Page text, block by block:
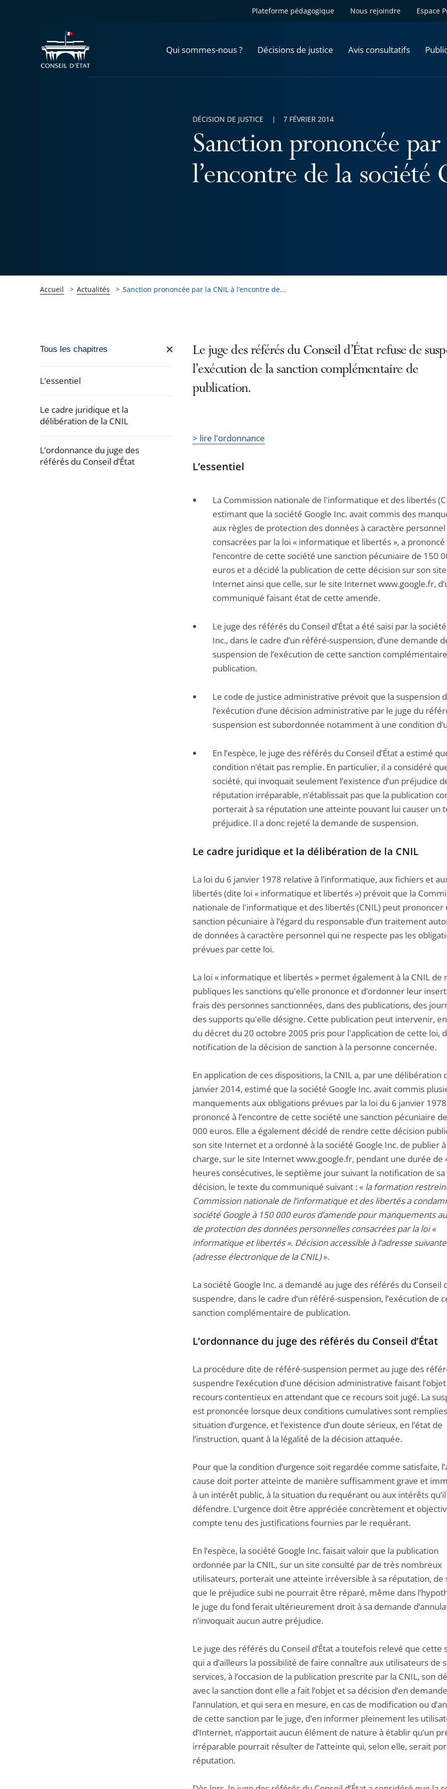
Plateforme pédagogique Nous rejoindre Espace
Qui sommes-nous ? Décisions de justice Avis consultatifs
Sanction prononcée
l’encontre de la société
DÉCISION DE JUSTICE 7 FÉVRIER 2014
Accueil Actualités Sanction prononcée par la CNIL à l’encontre de...
Passer
navigation
l'article
pour
après
Tous les chapitres
L’essentiel
Le cadre juridique et la
délibération de la CNIL
L’ordonnance du juge des
référés du Conseil d’État
Le juge des référés du Conseil d’État refuse de
l’exécution de la sanction complémentaire de
publication.
> lire l'ordonnance
L’essentiel
La Commission nationale de l'informatique et des libertés
estimant que la société Google Inc. avait commis des
aux règles de protection des données à caractère personnel
consacrées par la loi « informatique et libertés », a prononcé
l’encontre de cette société une sanction pécuniaire de 150
euros et a décidé la publication de cette décision sur son site
Internet ainsi que celle, sur le site Internet www.google.fr,
communiqué faisant état de cette amende.
Le juge des référés du Conseil d’État a été saisi par la
Inc., dans le cadre d’un référé-suspension, d’une demande
suspension de l’exécution de cette sanction
publication.
Le code de justice administrative prévoit que la suspension
l’exécution d’une décision administrative par le juge du
suspension est subordonnée notamment à une condition
En l’espèce, le juge des référés du Conseil d’État a estimé
condition n’était pas remplie. En particulier, il a considéré
société, qui invoquait seulement l’existence d’un préjudice
réputation irréparable, n’établissait pas que la publication
porterait à sa réputation une atteinte pouvant lui causer un
préjudice. Il a donc rejeté la demande de suspension.
Le cadre juridique et la délibération de la CNIL
La loi du 6 janvier 1978 relative à l’informatique, aux fichiers et
libertés (dite loi « informatique et libertés ») prévoit que la
nationale de l'informatique et des libertés (CNIL) peut prononcer
sanction pécuniaire à l’égard du responsable d’un traitement
de données à caractère personnel qui ne respecte pas les
prévues par cette loi.
La loi « informatique et libertés » permet également à la CNIL de
publiques les sanctions qu'elle prononce et d’ordonner leur
frais des personnes sanctionnées, dans des publications, des
des supports qu'elle désigne. Cette publication peut intervenir,
du décret du 20 octobre 2005 pris pour l'application de cette loi,
notification de la décision de sanction à la personne concernée.
En application de ces dispositions, la CNIL a, par une délibération
janvier 2014, estimé que la société Google Inc. avait commis
manquements aux obligations prévues par la loi du 6 janvier
prononcé à l’encontre de cette société une sanction pécuniaire
000 euros. Elle a également décidé de rendre cette décision
son site Internet et a ordonné à la société Google Inc. de publier à
charge, sur le site Internet www.google.fr, pendant une durée de
heures consécutives, le septième jour suivant la notification de sa
décision, le texte du communiqué suivant : « la formation
Commission nationale de l’informatique et des libertés a
société Google à 150 000 euros d’amende pour manquements
de protection des données personnelles consacrées par la loi «
informatique et libertés ». Décision accessible à l’adresse
(adresse électronique de la CNIL)».
La société Google Inc. a demandé au juge des référés du Conseil
suspendre, dans le cadre d’un référé-suspension, l’exécution de
sanction complémentaire de publication.
L’ordonnance du juge des référés du Conseil d’État
La procédure dite de référé-suspension permet au juge des
suspendre l’exécution d’une décision administrative faisant l’objet
recours contentieux en attendant que ce recours soit jugé. La
est prononcée lorsque deux conditions cumulatives sont
situation d’urgence, et l’existence d’un doute sérieux, en l’état de
l’instruction, quant à la légalité de la décision attaquée.
Pour que la condition d’urgence soit regardée comme satisfaite,
cause doit porter atteinte de manière suffisamment grave et
à un intérêt public, à la situation du requérant ou aux intérêts
défendre. L’urgence doit être appréciée concrètement et
compte tenu des justifications fournies par le requérant.
En l’espèce, la société Google Inc. faisait valoir que la publication
ordonnée par la CNIL, sur un site consulté par de très nombreux
utilisateurs, porterait une atteinte irréversible à sa réputation, de
que le préjudice subi ne pourrait être réparé, même dans
le juge du fond ferait ultérieurement droit à sa demande
n’invoquait aucun autre préjudice.
Le juge des référés du Conseil d’État a toutefois relevé que cette
qui a d’ailleurs la possibilité de faire connaître aux utilisateurs de
services, à l’occasion de la publication prescrite par la CNIL, son
avec la sanction dont elle a fait l’objet et sa décision d’en
l’annulation, et qui sera en mesure, en cas de modification ou
de cette sanction par le juge, d’en informer pleinement les
d’Internet, n’apportait aucun élément de nature à établir qu’un
irréparable pourrait résulter de l’atteinte qui, selon elle, serait
réputation.